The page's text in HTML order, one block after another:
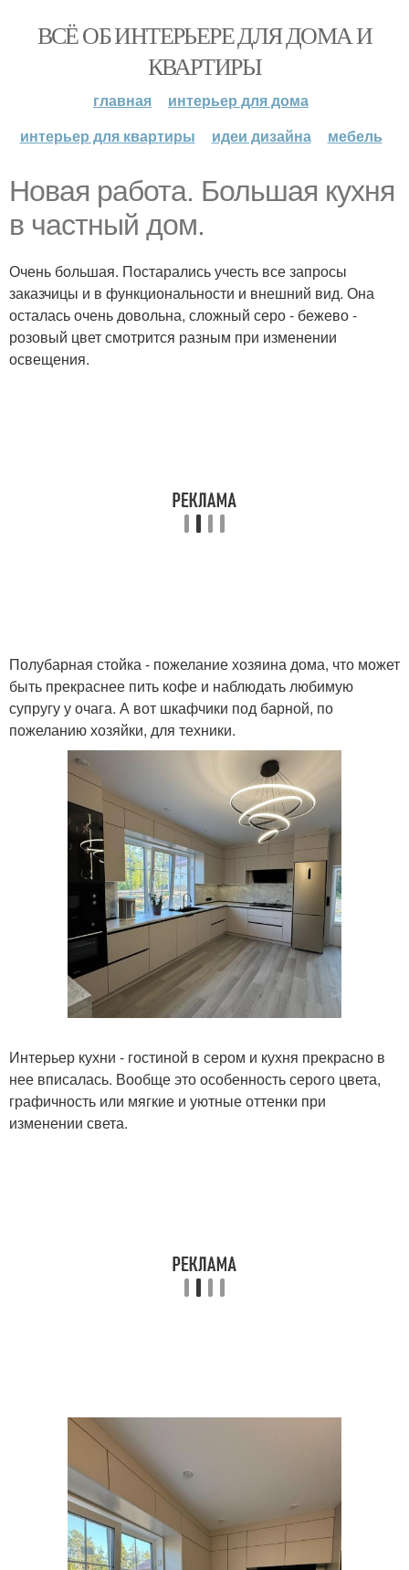
ВСЁ ОБ ИНТЕРЬЕРЕ ДЛЯ ДОМА И
КВАРТИРЫ
главная
интерьер для дома
интерьер для квартиры
идеи дизайна мебель
Новая работа. Большая кухня
в частный дом.
Очень большая. Постарались учесть все запросы
заказчицы и в функциональности и внешний вид. Она
осталась очень довольна, сложный серо - бежево -
розовый цвет смотрится разным при изменении
освещения.
Полубарная стойка - пожелание хозяина дома, что может
быть прекраснее пить кофе и наблюдать любимую
супругу у очага. А вот шкафчики под барной, по
пожеланию хозяйки, для техники.
Интерьер кухни - гостиной в сером и кухня прекрасно в
нее вписалась. Вообще это особенность серого цвета,
графичность или мягкие и уютные оттенки при
изменении света.